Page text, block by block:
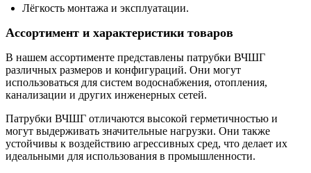
Лёгкость монтажа и эксплуатации.
Ассортимент и характеристики товаров
В нашем ассортименте представлены патрубки ВЧШГ
различных размеров и конфигураций. Они могут
использоваться для систем водоснабжения, отопления,
канализации и других инженерных сетей.
Патрубки ВЧШГ отличаются высокой герметичностью и
могут выдерживать значительные нагрузки. Они также
устойчивы к воздействию агрессивных сред, что делает их
идеальными для использования в промышленности.